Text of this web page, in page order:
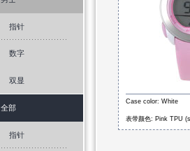
指针
数字
双显
全部
指针
Case color: White
表带颜色: Pink TPU